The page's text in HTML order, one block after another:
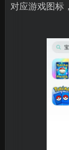
对应游戏图标